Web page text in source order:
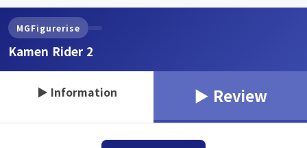
MGFigurerise
Kamen Rider 2
▶ Information ▶ Review